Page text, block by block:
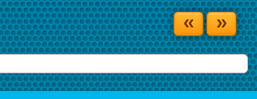
« »